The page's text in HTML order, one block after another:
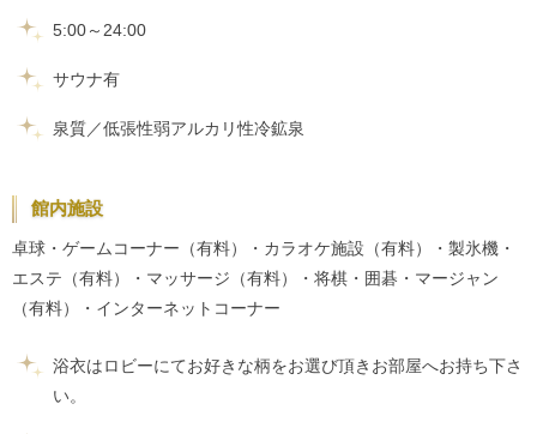
5:00～24:00
サウナ有
泉質／低張性弱アルカリ性冷鉱泉
館内施設
卓球・ゲームコーナー（有料）・カラオケ施設（有料）・製氷機・
エステ（有料）・マッサージ（有料）・将棋・囲碁・マージャン
（有料）・インターネットコーナー
浴衣はロビーにてお好きな柄をお選び頂きお部屋へお持ち下さ
い。